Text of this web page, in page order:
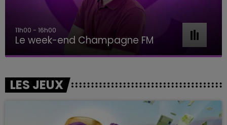
11h00 - 16h00
Le week-end Champagne FM
LES JEUX